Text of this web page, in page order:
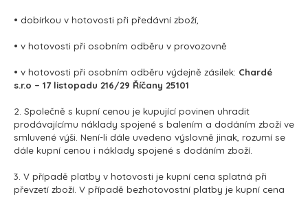
• dobírkou v hotovosti při předávní zboží,
• v hotovosti při osobním odběru v provozovně
• v hotovosti při osobním odběru výdejně zásilek: Chardé
s.r.o – 17 listopadu 216/29 Říčany 25101
2. Společně s kupní cenou je kupující povinen uhradit
prodávajícímu náklady spojené s balením a dodáním zboží ve
smluvené výši. Není-li dále uvedeno výslovně jinak, rozumí se
dále kupní cenou i náklady spojené s dodáním zboží.
3. V případě platby v hotovosti je kupní cena splatná při
převzetí zboží. V případě bezhotovostní platby je kupní cena